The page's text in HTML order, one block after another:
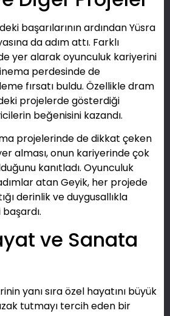
başarılarının ardından Yüsra
da adım attı. Farklı
yer alarak oyunculuk kariyerini
perdesinde de
fırsatı buldu. Özellikle dram
projelerde gösterdiği
beğenisini kazandı.
projelerinde de dikkat çeken
alması, onun kariyerinde çok
kanıtladı. Oyunculuk
atan Geyik, her projede
derinlik ve duygusallıkla
ve Sanata
yanı sıra özel hayatını büyük
tutmayı tercih eden bir